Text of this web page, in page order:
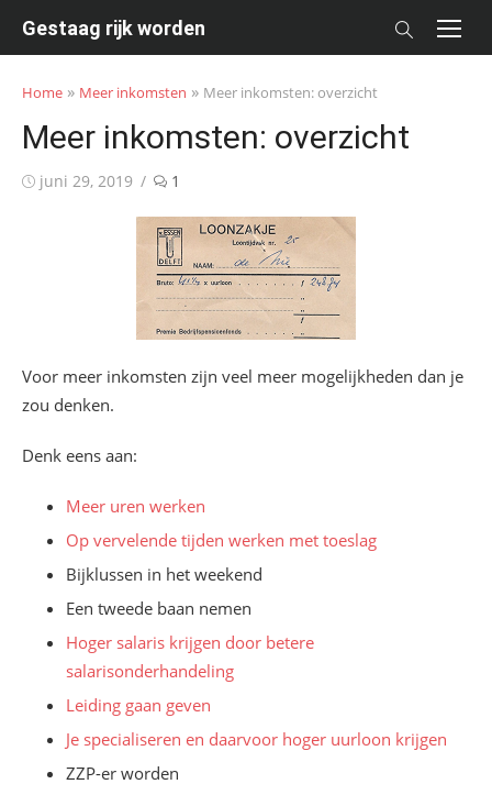
Gestaag rijk worden
Home » Meer inkomsten » Meer inkomsten: overzicht
Meer inkomsten: overzicht
Posted
juni 29, 2019 1
Voor meer inkomsten zijn veel meer mogelijkheden dan je
zou denken.
Denk eens aan:
Meer uren werken
Op vervelende tijden werken met toeslag
Bijklussen in het weekend
Een tweede baan nemen
Hoger salaris krijgen door betere
salarisonderhandeling
Leiding gaan geven
Je specialiseren en daarvoor hoger uurloon krijgen
ZZP-er worden